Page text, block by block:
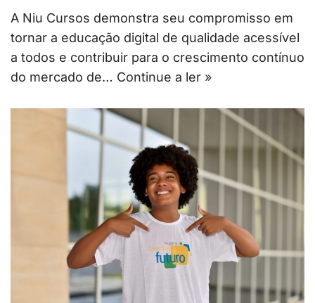
A Niu Cursos demonstra seu compromisso em
tornar a educação digital de qualidade acessível
a todos e contribuir para o crescimento contínuo
do mercado de… Continue a ler »